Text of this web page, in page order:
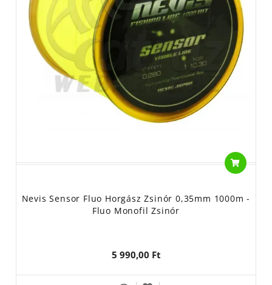
Nevis Sensor Fluo Horgász Zsinór 0,35mm 1000m -
Fluo Monofil Zsinór
5 990,00 Ft